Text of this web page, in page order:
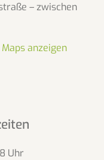
– zwischen
anzeigen
Uhr